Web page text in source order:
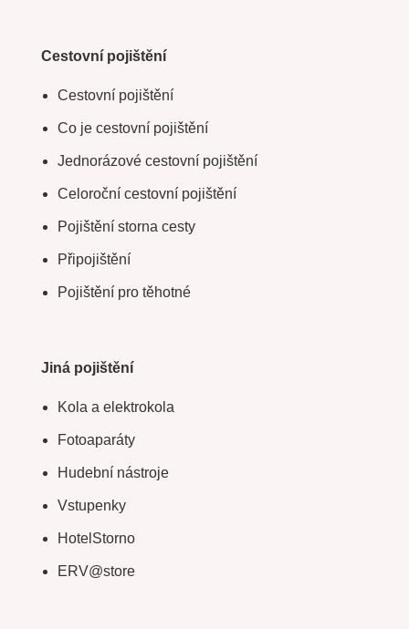
Cestovní pojištění
Cestovní pojištění
Co je cestovní pojištění
Jednorázové cestovní pojištění
Celoroční cestovní pojištění
Pojištění storna cesty
Připojištění
Pojištění pro těhotné
Jiná pojištění
Kola a elektrokola
Fotoaparáty
Hudební nástroje
Vstupenky
HotelStorno
ERV@store